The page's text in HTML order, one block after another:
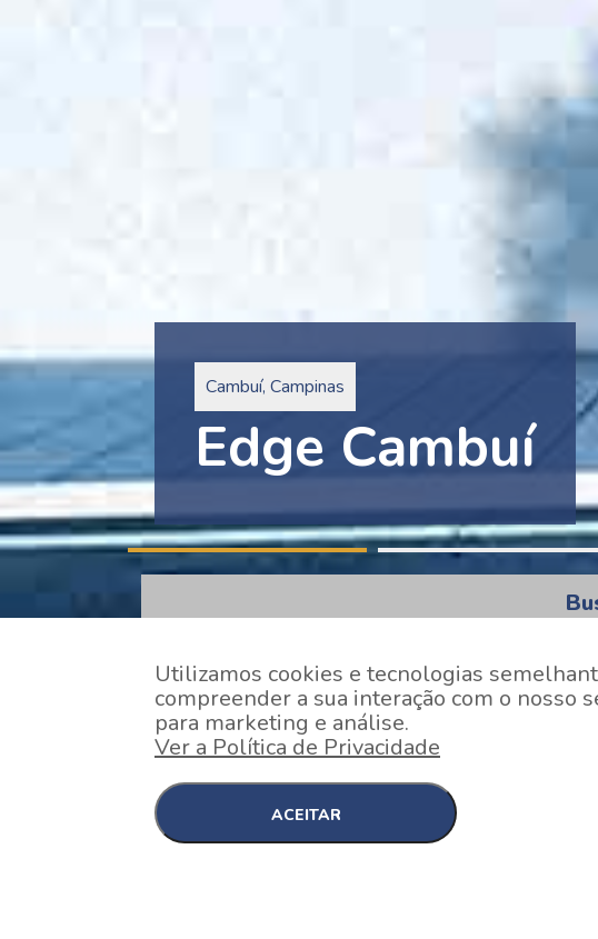
Pinheiros, São Paulo
Edge
Utilizamos cookies e tecnologias
compreender a sua interação com o nosso
para marketing e análise.
Ver a Política de Privacidade
ACEITAR